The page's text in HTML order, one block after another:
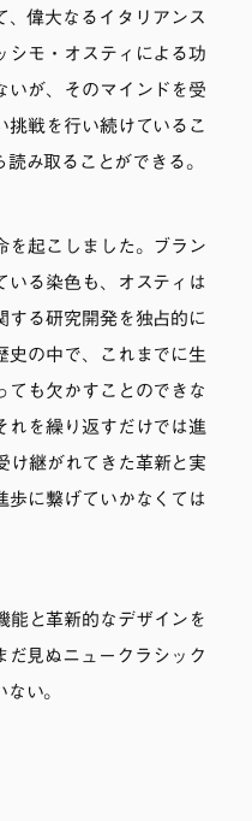
、偉大なるイタリアンス
シモ・オスティによる功
いが、そのマインドを受
挑戦を行い続けているこ
み取ることができる。
を起こしました。ブラン
いる染色も、オスティは
する研究開発を独占的に
史の中で、これまでに生
ても欠かすことのできな
れを繰り返すだけでは進
け継がれてきた革新と実
歩に繋げていかなくては
能と革新的なデザインを
だ見ぬニュークラシック
い。